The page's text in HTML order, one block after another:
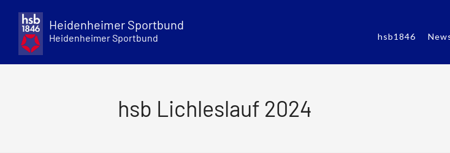
content
Heidenheimer Sportbund
Heidenheimer Sportbund hsb1846
hsb Lichleslauf 2024